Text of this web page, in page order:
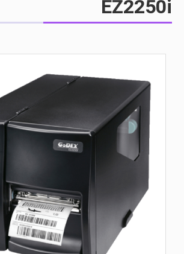
EZ2250i